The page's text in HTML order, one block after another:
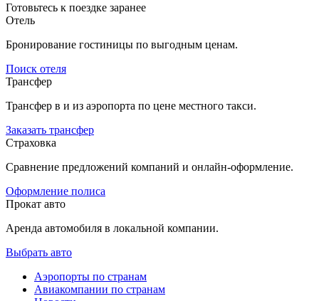
Готовьтесь к поездке заранее
Отель
Бронирование гостиницы по выгодным ценам.
Поиск отеля
Трансфер
Трансфер в и из аэропорта по цене местного такси.
Заказать трансфер
Страховка
Сравнение предложений компаний и онлайн-оформление.
Оформление полиса
Прокат авто
Аренда автомобиля в локальной компании.
Выбрать авто
Аэропорты по странам
Авиакомпании по странам